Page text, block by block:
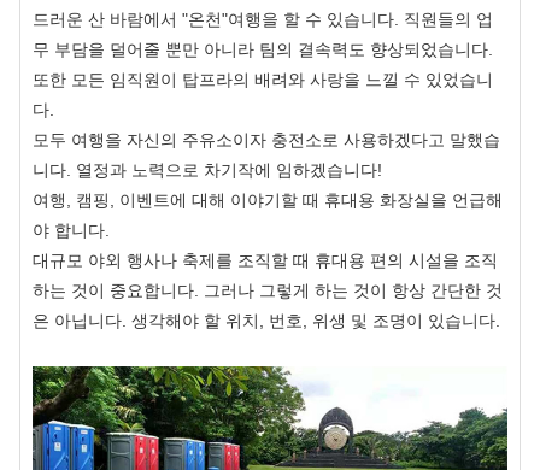
드러운 산 바람에서 "온천"여행을 할 수 있습니다. 직원들의 업
무 부담을 덜어줄 뿐만 아니라 팀의 결속력도 향상되었습니다.
또한 모든 임직원이 탑프라의 배려와 사랑을 느낄 수 있었습니
다.
모두 여행을 자신의 주유소이자 충전소로 사용하겠다고 말했습
니다. 열정과 노력으로 차기작에 임하겠습니다!
여행, 캠핑, 이벤트에 대해 이야기할 때 휴대용 화장실을 언급해
야 합니다.
대규모 야외 행사나 축제를 조직할 때 휴대용 편의 시설을 조직
하는 것이 중요합니다. 그러나 그렇게 하는 것이 항상 간단한 것
은 아닙니다. 생각해야 할 위치, 번호, 위생 및 조명이 있습니다.